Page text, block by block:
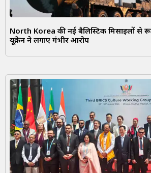
North Korea की नई बैलिस्टिक मिसाइलों से
यूक्रेन ने लगाए गंभीर आरोप